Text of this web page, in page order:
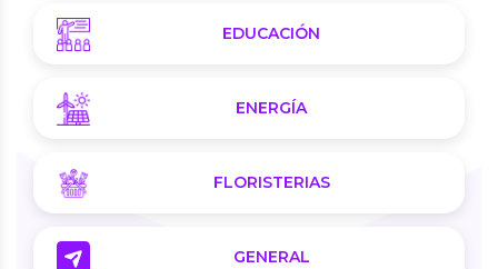
EDUCACIÓN
ENERGÍA
FLORISTERIAS
GENERAL